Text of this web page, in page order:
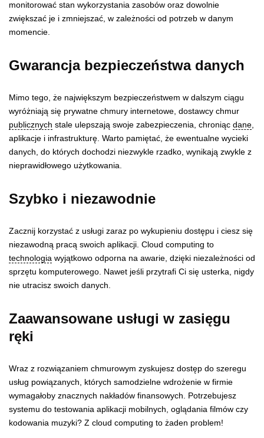
monitorować stan wykorzystania zasobów oraz dowolnie
zwiększać je i zmniejszać, w zależności od potrzeb w danym
momencie.
Gwarancja bezpieczeństwa danych
Mimo tego, że największym bezpieczeństwem w dalszym ciągu
wyróżniają się prywatne chmury internetowe, dostawcy chmur
publicznych stale ulepszają swoje zabezpieczenia, chroniąc dane,
aplikacje i infrastrukturę. Warto pamiętać, że ewentualne wycieki
danych, do których dochodzi niezwykle rzadko, wynikają zwykle z
nieprawidłowego użytkowania.
Szybko i niezawodnie
Zacznij korzystać z usługi zaraz po wykupieniu dostępu i ciesz się
niezawodną pracą swoich aplikacji. Cloud computing to
technologia wyjątkowo odporna na awarie, dzięki niezależności od
sprzętu komputerowego. Nawet jeśli przytrafi Ci się usterka, nigdy
nie utracisz swoich danych.
Zaawansowane usługi w zasięgu
ręki
Wraz z rozwiązaniem chmurowym zyskujesz dostęp do szeregu
usług powiązanych, których samodzielne wdrożenie w firmie
wymagałoby znacznych nakładów finansowych. Potrzebujesz
systemu do testowania aplikacji mobilnych, oglądania filmów czy
kodowania muzyki? Z cloud computing to żaden problem!